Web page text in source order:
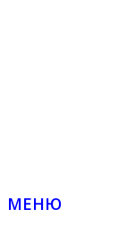
МЕНЮ